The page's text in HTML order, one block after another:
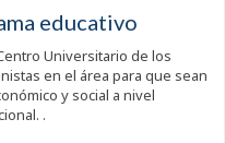
educativo
Universitario de los
en el área para que sean
y social a nivel
.